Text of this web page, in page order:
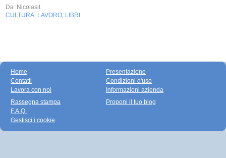
Da Nicolasit
CULTURA LAVORO LIBRI
Home
Contatti
Lavora con noi
Presentazione
Condizioni d'uso
Informazioni azienda
Rassegna stampa
F.A.Q.
Gestisci i cookie
Proponi il tuo blog